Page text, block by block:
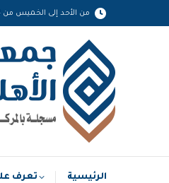
من الأحد إلى الخميس من 4م إلى 9م
الرئيسية تعرف